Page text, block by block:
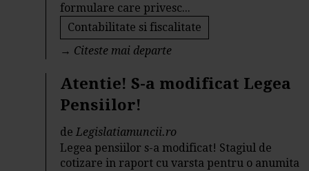
formulare care privesc...
Contabilitate si fiscalitate
→ Citeste mai departe
Atentie! S-a modificat Legea
Pensiilor!
deLegislatiamuncii.ro
Legea pensiilor s-a modificat! Stagiul de
cotizare in raport cu varsta pentru o anumita